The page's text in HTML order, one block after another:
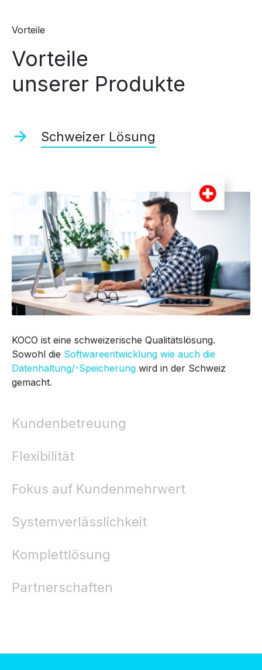
Vorteile
Vorteile
unserer Produkte
Schweizer Lösung
KOCO ist eine schweizerische Qualitätslösung.
Sowohl die Softwareentwicklung wie auch die
Datenhaltung/-Speicherung wird in der Schweiz
gemacht.
Kundenbetreuung
Flexibilität
Fokus auf Kundenmehrwert
Systemverlässlichkeit
Komplettlösung
Partnerschaften